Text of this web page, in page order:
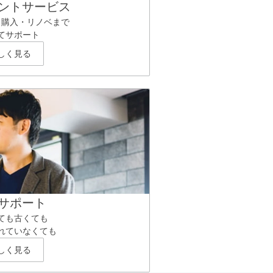
トサービス
入・リノベまで
サポート
く見る
ポート
も古くても
ていなくても
く見る